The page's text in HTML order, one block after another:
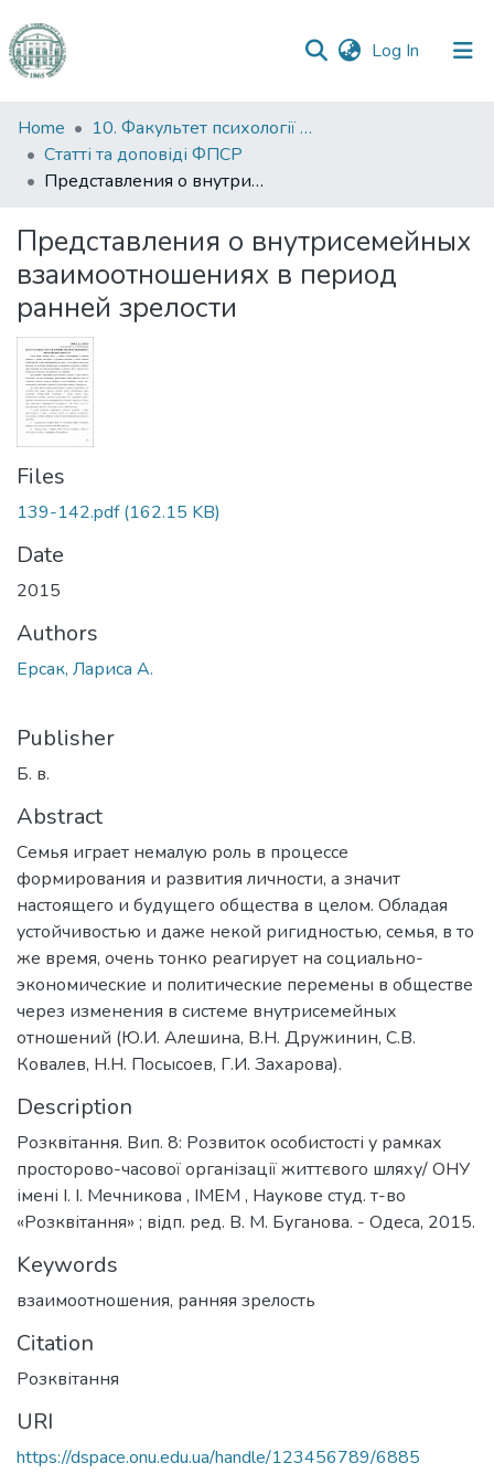
Log In (current)
Communities
&
Collections
Statistics
Home
10. Факультет психології та соціальної роботи
Статті та доповіді ФПСР
Представления о внутрисемейных взаимоотношениях в период ранней зрелости
Представления о внутрисемейных
взаимоотношениях в период
ранней зрелости
Files
139-142.pdf(162.15 KB)
Date
2015
Authors
Ерсак, Лариса А.
Publisher
Б. в.
Abstract
Семья играет немалую роль в процессе
формирования и развития личности, а значит
настоящего и будущего общества в целом. Обладая
устойчивостью и даже некой ригидностью, семья, в то
же время, очень тонко реагирует на социально-
экономические и политические перемены в обществе
через изменения в системе внутрисемейных
отношений (Ю.И. Алешина, В.Н. Дружинин, С.В.
Ковалев, Н.Н. Посысоев, Г.И. Захарова).
Description
Розквітання. Вип. 8: Розвиток особистості у рамках
просторово-часової організації життєвого шляху/ ОНУ
імені І. І. Мечникова , ІМЕМ , Наукове студ. т-во
«Розквітання» ; відп. ред. В. М. Буганова. - Одеса, 2015.
Keywords
взаимоотношения, ранняя зрелость
Citation
Розквітання
URI
https://dspace.onu.edu.ua/handle/123456789/6885